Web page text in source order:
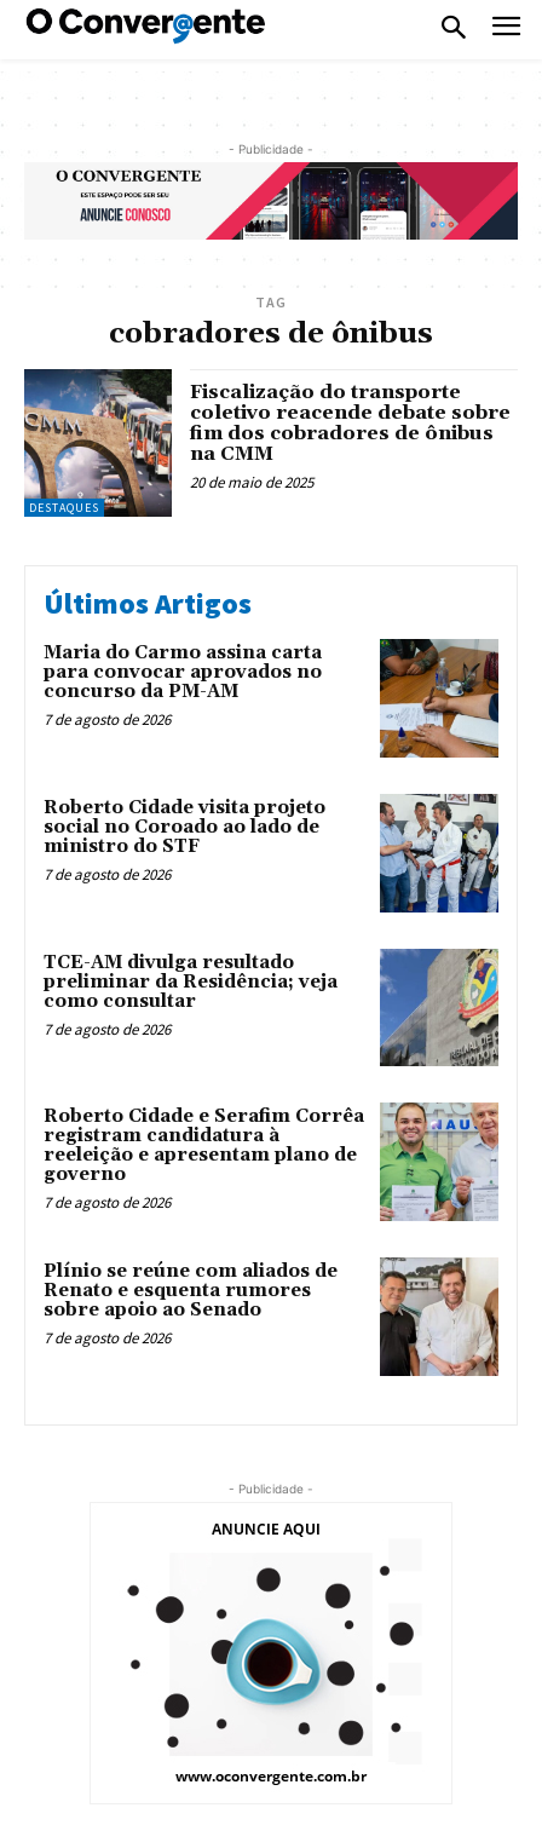
- Publicidade -
TAG
cobradores de ônibus
DESTAQUES
Fiscalização do transporte
coletivo reacende debate sobre
fim dos cobradores de ônibus
na CMM
20 de maio de 2025
Últimos Artigos
Maria do Carmo assina carta
para convocar aprovados no
concurso da PM-AM
7 de agosto de 2026
Roberto Cidade visita projeto
social no Coroado ao lado de
ministro do STF
7 de agosto de 2026
TCE-AM divulga resultado
preliminar da Residência; veja
como consultar
7 de agosto de 2026
Roberto Cidade e Serafim Corrêa
registram candidatura à
reeleição e apresentam plano de
governo
7 de agosto de 2026
Plínio se reúne com aliados de
Renato e esquenta rumores
sobre apoio ao Senado
7 de agosto de 2026
- Publicidade -